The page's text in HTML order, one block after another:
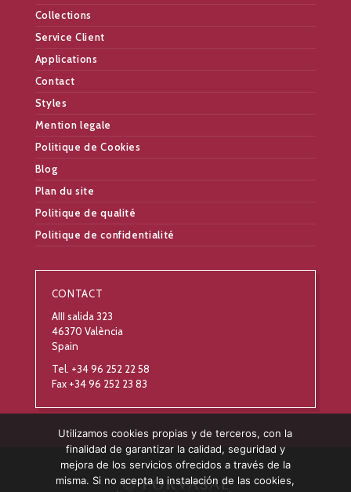
Collections
Service Client
Applications
Contact
Styles
Mention legale
Politique de Cookies
Blog
Plan du site
Politique de qualité
Politique de confidentialité
CONTACT
AIII salida 323
46370 València
Spain
Tel. +34 96 252 22 58
Fax +34 96 252 23 83
Utilizamos cookies propias y de terceros, con la
finalidad de garantizar la calidad, seguridad y
mejora de los servicios ofrecidos a través de la
misma. Si no acepta la instalación de las cookies,